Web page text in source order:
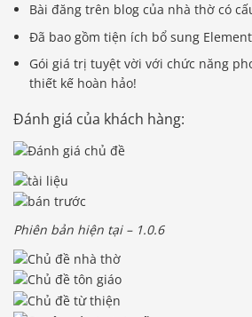
Bài đăng trên blog của nhà thờ có
Đã bao gồm tiện ích bổ sung
Gói giá trị tuyệt vời với chức năng
thiết kế hoàn hảo!
Đánh giá của khách hàng:
Phiên bản hiện tại – 1.0.6